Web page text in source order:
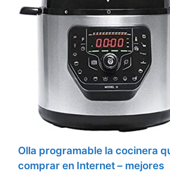
Olla programable la cocinera
comprar en Internet – mejores